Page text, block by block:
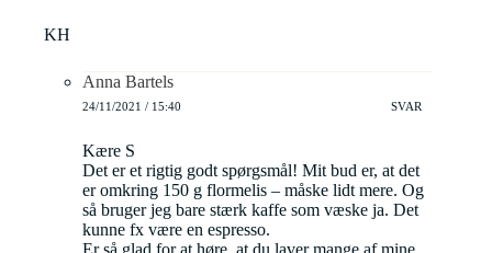
KH
Anna Bartels
24/11/2021 / 15:40 SVAR
Kære S
Det er et rigtig godt spørgsmål! Mit bud er, at det
er omkring 150 g flormelis – måske lidt mere. Og
så bruger jeg bare stærk kaffe som væske ja. Det
kunne fx være en espresso.